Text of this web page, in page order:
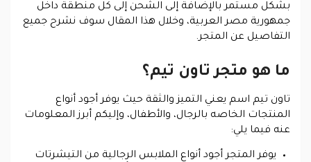
بشكل مستمر بالإضافة إلى الشحن إلى كل منطقة داخل
جمهورية مصر العربية، وخلال هذا المقال سوف نشرح جميع
التفاصيل عن المتجر.
ما هو متجر تاون تيم؟
تاون تيم اسم يعني التميز والثقة حيث يوفر أجود أنواع
المنتجات الخاصه بالرجال، والأطفال، وإليكم أبرز المعلومات
عنه فيما يلي:
يوفر المتجر أجود أنواع الملابس الرجالية من التيشرتات